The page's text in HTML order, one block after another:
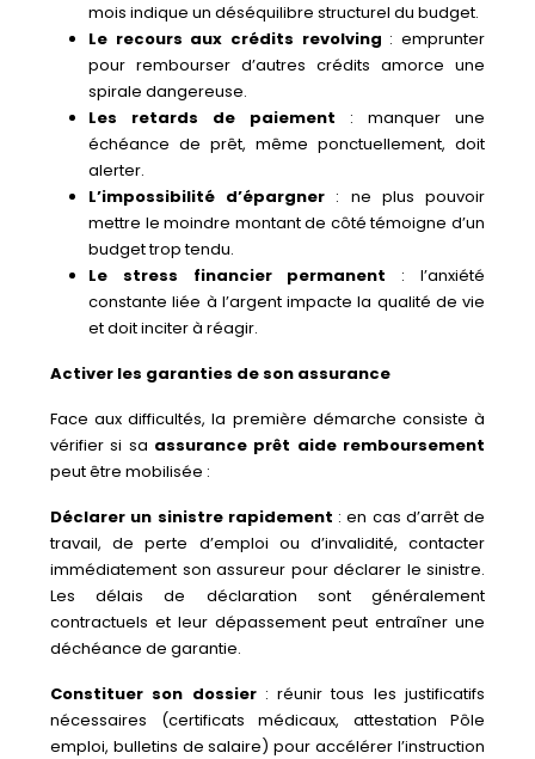
mois indique un déséquilibre structurel du budget.
Le recours aux crédits revolving : emprunter
pour rembourser d’autres crédits amorce une
spirale dangereuse.
Les retards de paiement : manquer une
échéance de prêt, même ponctuellement, doit
alerter.
L’impossibilité d’épargner : ne plus pouvoir
mettre le moindre montant de côté témoigne d’un
budget trop tendu.
Le stress financier permanent : l’anxiété
constante liée à l’argent impacte la qualité de vie
et doit inciter à réagir.
Activer les garanties de son assurance
Face aux difficultés, la première démarche consiste à
vérifier si sa assurance prêt aide remboursement
peut être mobilisée :
Déclarer un sinistre rapidement : en cas d’arrêt de
travail, de perte d’emploi ou d’invalidité, contacter
immédiatement son assureur pour déclarer le sinistre.
Les délais de déclaration sont généralement
contractuels et leur dépassement peut entraîner une
déchéance de garantie.
Constituer son dossier: réunir tous les justificatifs
nécessaires (certificats médicaux, attestation Pôle
emploi, bulletins de salaire) pour accélérer l’instruction